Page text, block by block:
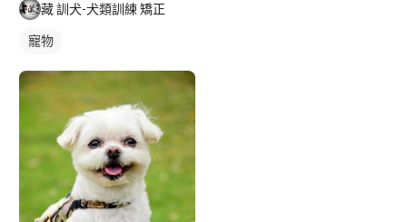
藏 訓犬-犬類訓練 矯正
寵物